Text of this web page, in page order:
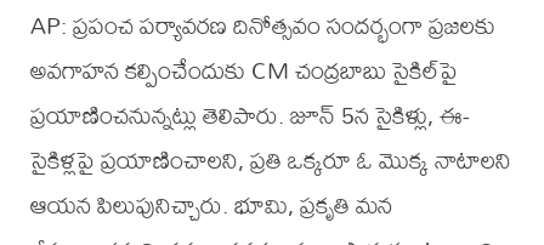
AP: ప్రపంచ పర్యావరణ దినోత్సవం సందర్భంగా ప్రజలకు
అవగాహన కల్పించేందుకు CM చంద్రబాబు సైకిల్‌పై
ప్రయాణించనున్నట్లు తెలిపారు. జూన్ 5న సైకిళ్లు, ఈ-
సైకిళ్లపై ప్రయాణించాలని, ప్రతి ఒక్కరూ ఓ మొక్క నాటాలని
ఆయన పిలుపునిచ్చారు. భూమి, ప్రకృతి మన